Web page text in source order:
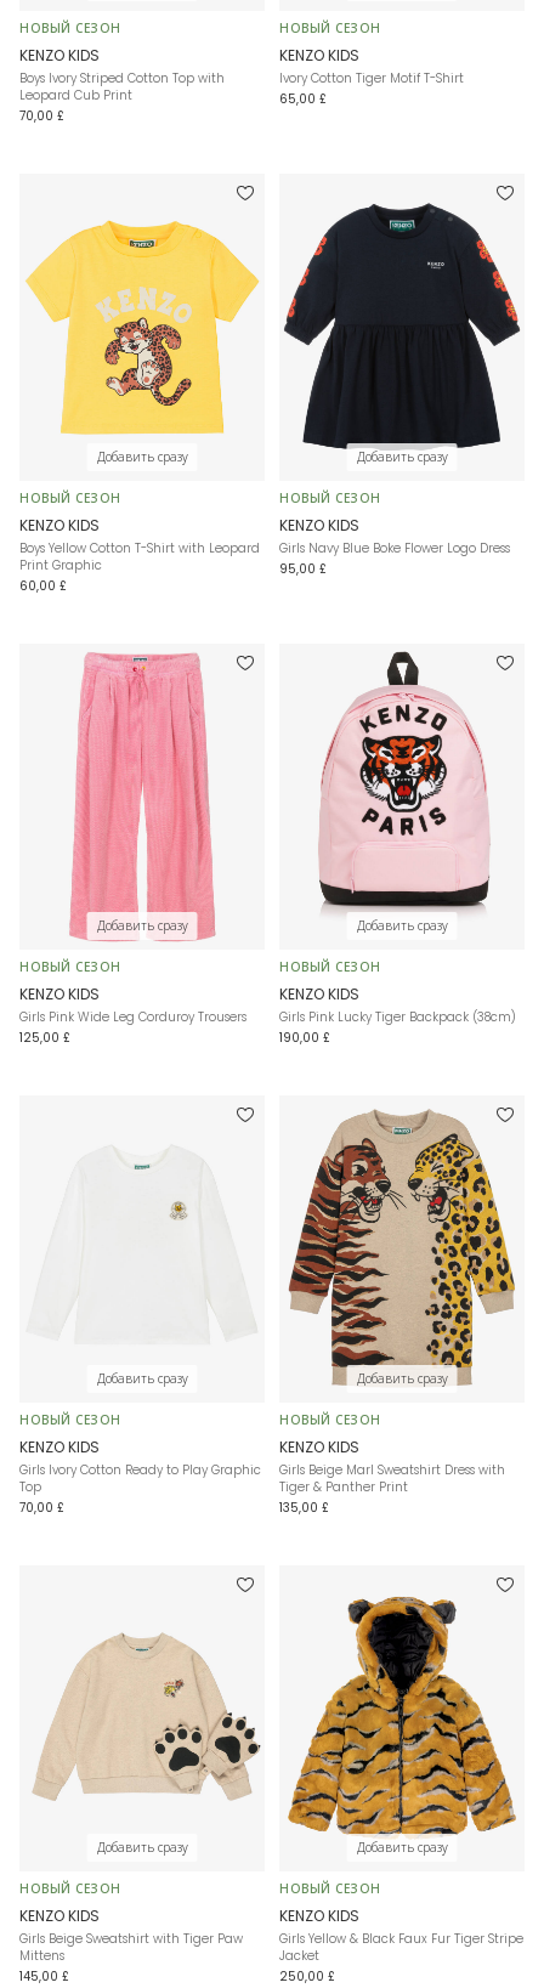
НОВЫЙ СЕЗОН
KENZO KIDS
Boys Ivory Striped Cotton Top with
Leopard Cub Print
70,00 £
НОВЫЙ СЕЗОН
KENZO KIDS
Ivory Cotton Tiger Motif T-Shirt
65,00 £
Добавить сразу
НОВЫЙ СЕЗОН
KENZO KIDS
Boys Yellow Cotton T-Shirt with Leopard
Print Graphic
60,00 £
Добавить сразу
НОВЫЙ СЕЗОН
KENZO KIDS
Girls Navy Blue Boke Flower Logo Dress
95,00 £
Добавить сразу
НОВЫЙ СЕЗОН
KENZO KIDS
Girls Pink Wide Leg Corduroy Trousers
125,00 £
Добавить сразу
НОВЫЙ СЕЗОН
KENZO KIDS
Girls Pink Lucky Tiger Backpack (38cm)
190,00 £
Добавить сразу
НОВЫЙ СЕЗОН
KENZO KIDS
Girls Ivory Cotton Ready to Play Graphic
Top
70,00 £
Добавить сразу
НОВЫЙ СЕЗОН
KENZO KIDS
Girls Beige Marl Sweatshirt Dress with
Tiger & Panther Print
135,00 £
Добавить сразу
НОВЫЙ СЕЗОН
KENZO KIDS
Girls Beige Sweatshirt with Tiger Paw
Mittens
145,00 £
Добавить сразу
НОВЫЙ СЕЗОН
KENZO KIDS
Girls Yellow & Black Faux Fur Tiger Stripe
Jacket
250,00 £